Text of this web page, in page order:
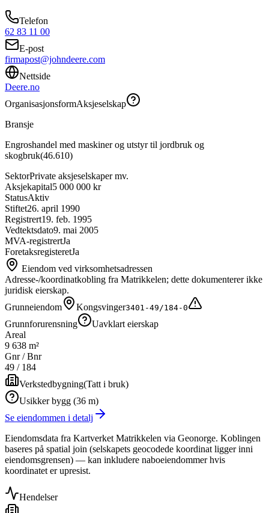
Telefon
62 83 11 00
E-post
firmapost@johndeere.com
Nettside
Deere.no
OrganisasjonsformAksjeselskap
Bransje
Engroshandel med maskiner og utstyr til jordbruk og
skogbruk(46.610)
SektorPrivate aksjeselskaper mv.
Aksjekapital5 000 000 kr
StatusAktiv
Stiftet26. april 1990
Registrert19. feb. 1995
Vedtektsdato9. mai 2005
MVA-registrertJa
ForetaksregisteretJa
Eiendom ved virksomhetsadressen
Adresse-/koordinatkobling fra Matrikkelen; dette dokumenterer ikke
juridisk eierskap.
Grunneiendom
Kongsvinger3401-49/184-0
Grunnforurensning
Uavklart eierskap
Areal
9 638 m²
Gnr / Bnr
49 / 184
Verkstedbygning(Tatt i bruk)
Usikker bygg (36 m)
Se eiendommen i detalj
Eiendomsdata fra Kartverket Matrikkelen via Geonorge. Koblingen
baseres på spatial join (selskapets geocodede koordinat ligger inni
eiendomsgrensen) — kan inkludere naboeiendommer hvis
koordinatet er upresist.
Hendelser